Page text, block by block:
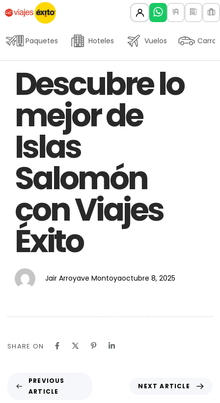
Paquetes Hoteles Vuelos Carros
IN:
Descubre lo
mejor de
Islas
Salomón
con Viajes
Éxito
Jair Arroyave Montoya
on:
octubre 8, 2025
SHARE ON
PREVIOUS
ARTICLE
NEXT ARTICLE